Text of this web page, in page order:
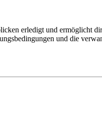
erledigt und ermöglicht
und die